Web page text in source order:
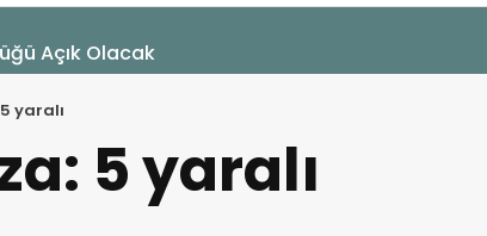
Açık Olacak
yaralı
5 yaralı